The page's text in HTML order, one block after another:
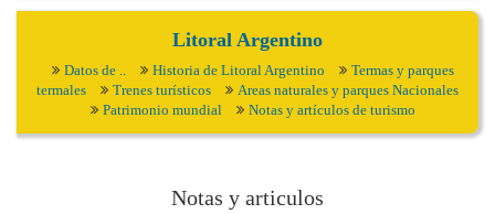
Litoral Argentino
Datos de .. Historia de Litoral Argentino
Termas y parques
termales
Trenes turísticos
Areas naturales y parques Nacionales
Patrimonio mundial
Notas y artículos de turismo
Notas y articulos